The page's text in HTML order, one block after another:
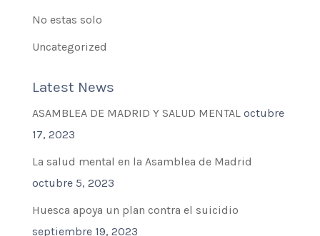
No estas solo
Uncategorized
Latest News
ASAMBLEA DE MADRID Y SALUD MENTAL octubre
17, 2023
La salud mental en la Asamblea de Madrid
octubre 5, 2023
Huesca apoya un plan contra el suicidio
septiembre 19, 2023